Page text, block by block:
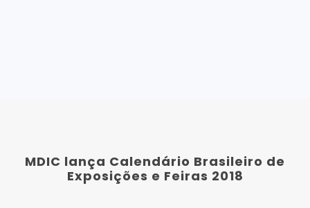
MDIC lança Calendário Brasileiro de
Exposições e Feiras 2018